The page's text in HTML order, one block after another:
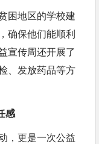
困地区的学校建
确保他们能顺利
宣传周还开展了
、发放药品等方
感
，更是一次公益